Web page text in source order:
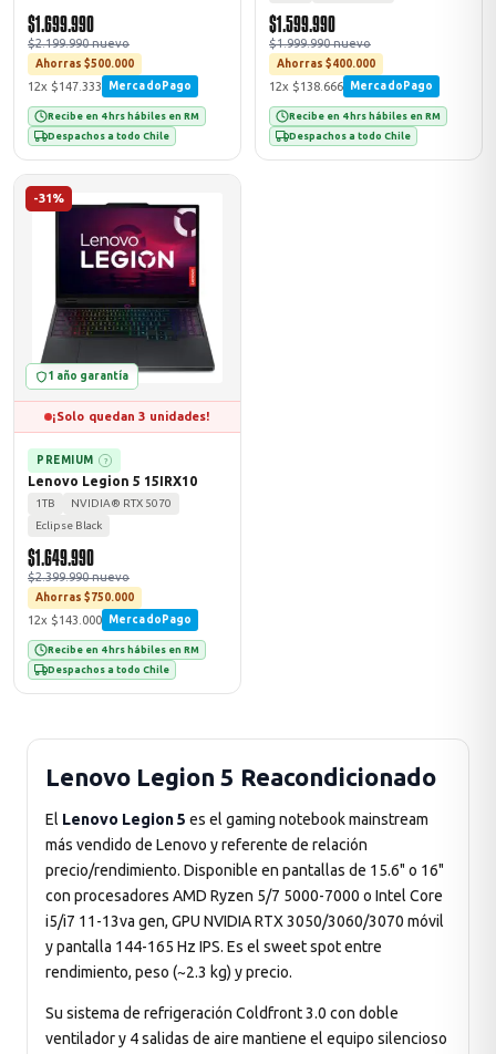
$1.699.990
$2.199.990 nuevo
Ahorras $500.000
12x $147.333 MercadoPago
Recibe en 4 hrs hábiles en RM
Despachos a todo Chile
$1.599.990
$1.999.990 nuevo
Ahorras $400.000
12x $138.666 MercadoPago
Recibe en 4 hrs hábiles en RM
Despachos a todo Chile
-31%
1 año garantía
¡Solo quedan 3 unidades!
PREMIUM ?
Lenovo Legion 5 15IRX10
1TB
NVIDIA® RTX 5070
Eclipse Black
$1.649.990
$2.399.990 nuevo
Ahorras $750.000
12x $143.000 MercadoPago
Recibe en 4 hrs hábiles en RM
Despachos a todo Chile
Lenovo Legion 5 Reacondicionado
El Lenovo Legion 5 es el gaming notebook mainstream
más vendido de Lenovo y referente de relación
precio/rendimiento. Disponible en pantallas de 15.6" o 16"
con procesadores AMD Ryzen 5/7 5000-7000 o Intel Core
i5/i7 11-13va gen, GPU NVIDIA RTX 3050/3060/3070 móvil
y pantalla 144-165 Hz IPS. Es el sweet spot entre
rendimiento, peso (~2.3 kg) y precio.
Su sistema de refrigeración Coldfront 3.0 con doble
ventilador y 4 salidas de aire mantiene el equipo silencioso